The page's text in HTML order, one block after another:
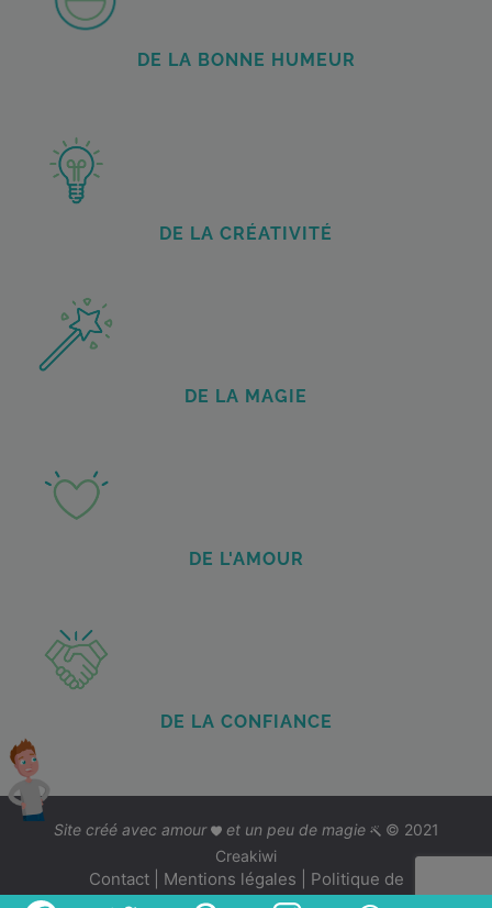
DE LA BONNE HUMEUR
DE LA CRÉATIVITÉ
DE LA MAGIE
DE L'AMOUR
DE LA CONFIANCE
Site créé avec amour et un peu de magie
© 2021
Creakiwi
Contact| Mentions légales
Politique de
confidentialité